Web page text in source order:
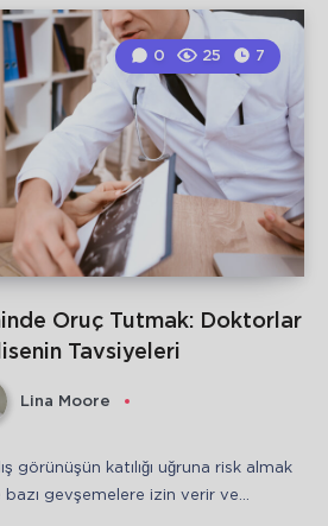
Oruç Tutmak: Doktorlar
Tavsiyeleri
0 25 7
Lina Moore
görünüşün katılığı uğruna risk almak
bazı gevşemelere izin verir ve…